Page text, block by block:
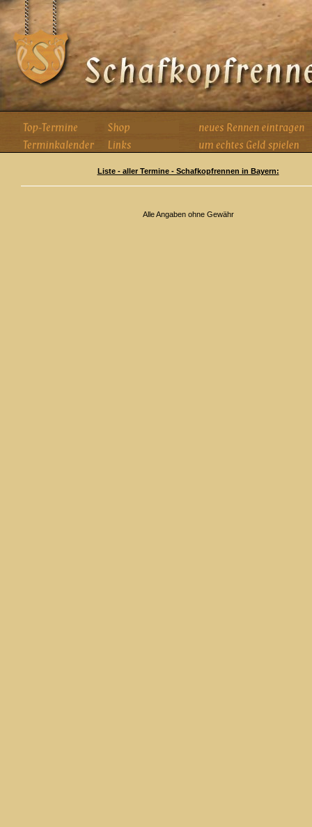
Liste - aller Termine - Schafkopfrennen in Bayern:
Alle Angaben ohne Gewähr